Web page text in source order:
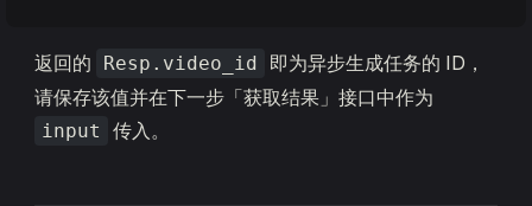
返回的 Resp.video_id
即为异步生成任务的 ID，
请保存该值并在下一步「获取结果」接口中作为
input 传入。